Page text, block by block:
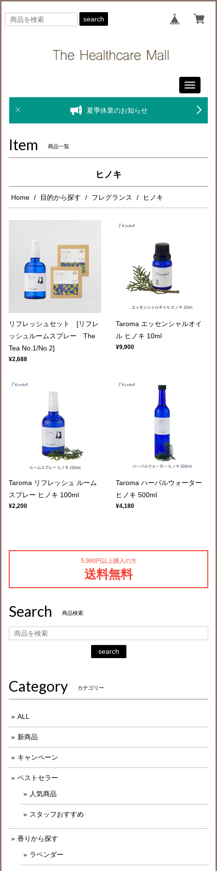
search
Toggle
夏季休業のお知らせ
Item 商品一覧
ヒノキ
Home 目的から探す フレグランス ヒノキ
リフレッシュセット [リフレ
ッシュルームスプレー The
Tea No.1/No.2]
¥2,688
Taroma エッセンシャルオイ
ル ヒノキ 10ml
¥9,900
Taroma リフレッシュ ルーム
スプレー ヒノキ 100ml
¥2,200
Taroma ハーバルウォーター
ヒノキ 500ml
¥4,180
5,980円以上購入の方
送料無料
Search 商品検索
search
Category カテゴリー
ALL
新商品
キャンペーン
ベストセラー
人気商品
スタッフおすすめ
香りから探す
ラベンダー